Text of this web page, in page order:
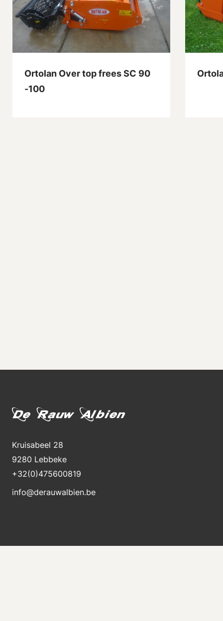
Ortolan Over top frees SC 90
-100
Kruisabeel 28
9280 Lebbeke
+32(0)475600819
info@derauwalbien.be
Blijft op de hoogte van nieuwe voorraad